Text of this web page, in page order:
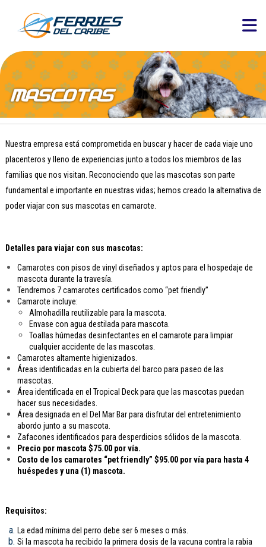
Nuestra empresa está comprometida en buscar y hacer de cada viaje uno
placenteros y lleno de experiencias junto a todos los miembros de las
familias que nos visitan. Reconociendo que las mascotas son parte
fundamental e importante en nuestras vidas; hemos creado la alternativa de
poder viajar con sus mascotas en camarote.
Detalles para viajar con sus mascotas:
Camarotes con pisos de vinyl diseñados y aptos para el hospedaje de
mascota durante la travesía.
Tendremos 7 camarotes certificados como “pet friendly”
Camarote incluye:
Almohadilla reutilizable para la mascota.
Envase con agua destilada para mascota.
Toallas húmedas desinfectantes en el camarote para limpiar
cualquier accidente de las mascotas.
Camarotes altamente higienizados.
Áreas identificadas en la cubierta del barco para paseo de las
mascotas.
Área identificada en el Tropical Deck para que las mascotas puedan
hacer sus necesidades.
Área designada en el Del Mar Bar para disfrutar del entretenimiento
abordo junto a su mascota.
Zafacones identificados para desperdicios sólidos de la mascota.
Precio por mascota $75.00 por vía.
Costo de los camarotes “pet friendly” $95.00 por vía para hasta 4
huéspedes y una (1) mascota.
Requisitos:
La edad mínima del perro debe ser 6 meses o más.
Si la mascota ha recibido la primera dosis de la vacuna contra la rabia